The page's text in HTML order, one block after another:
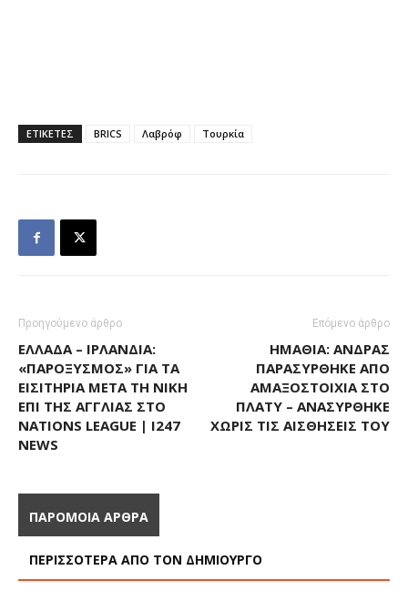
ΕΤΙΚΕΤΕΣ BRICS Λαβρόφ Τουρκία
Προηγούμενο άρθρο
ΕΛΛΆΔΑ – ΙΡΛΑΝΔΊΑ:
«ΠΑΡΟΞΥΣΜΌΣ» ΓΙΑ ΤΑ
ΕΙΣΙΤΉΡΙΑ ΜΕΤΆ ΤΗ ΝΊΚΗ
ΕΠΊ ΤΗΣ ΑΓΓΛΊΑΣ ΣΤΟ
NATIONS LEAGUE | I247
NEWS
Επόμενο άρθρο
ΗΜΑΘΊΑ: ΆΝΔΡΑΣ
ΠΑΡΑΣΎΡΘΗΚΕ ΑΠΌ
ΑΜΑΞΟΣΤΟΙΧΊΑ ΣΤΟ
ΠΛΑΤΎ – ΑΝΑΣΎΡΘΗΚΕ
ΧΩΡΊΣ ΤΙΣ ΑΙΣΘΉΣΕΙΣ ΤΟΥ
ΠΑΡΟΜΟΙΑ ΑΡΘΡΑ
ΠΕΡΙΣΣΟΤΕΡΑ ΑΠΟ ΤΟΝ ΔΗΜΙΟΥΡΓΟ